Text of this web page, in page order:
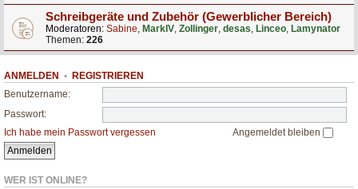
Schreibgeräte und Zubehör (Gewerblicher Bereich)
Moderatoren: Sabine, MarkIV, Zollinger, desas, Linceo, Lamynator
Themen: 226
ANMELDEN • REGISTRIEREN
Benutzername:
Passwort:
Ich habe mein Passwort vergessen
Angemeldet bleiben
WER IST ONLINE?